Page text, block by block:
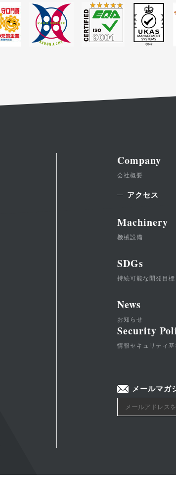
Company
会社概要
アクセス
Machinery
機械設備
SDGs
持続可能な開発目標
News
お知らせ
Security
情報セキュリティ
メールマガ